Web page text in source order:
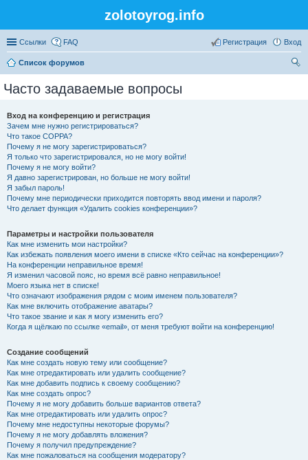
zolotoyrog.info
Ссылки FAQ Вход
Регистрация
Список форумов
Часто задаваемые вопросы
Вход на конференцию и регистрация
Зачем мне нужно регистрироваться?
Что такое COPPA?
Почему я не могу зарегистрироваться?
Я только что зарегистрировался, но не могу войти!
Почему я не могу войти?
Я давно зарегистрирован, но больше не могу войти!
Я забыл пароль!
Почему мне периодически приходится повторять ввод имени и пароля?
Что делает функция «Удалить cookies конференции»?
Параметры и настройки пользователя
Как мне изменить мои настройки?
Как избежать появления моего имени в списке «Кто сейчас на конференции»?
На конференции неправильное время!
Я изменил часовой пояс, но время всё равно неправильное!
Моего языка нет в списке!
Что означают изображения рядом с моим именем пользователя?
Как мне включить отображение аватары?
Что такое звание и как я могу изменить его?
Когда я щёлкаю по ссылке «email», от меня требуют войти на конференцию!
Создание сообщений
Как мне создать новую тему или сообщение?
Как мне отредактировать или удалить сообщение?
Как мне добавить подпись к своему сообщению?
Как мне создать опрос?
Почему я не могу добавить больше вариантов ответа?
Как мне отредактировать или удалить опрос?
Почему мне недоступны некоторые форумы?
Почему я не могу добавлять вложения?
Почему я получил предупреждение?
Как мне пожаловаться на сообщения модератору?